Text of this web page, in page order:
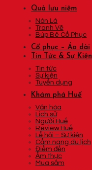
Quà lưu niệm
Nón Lá
Tranh Vẽ
Búp Bê Cổ Phục
Cổ phục – Áo dài
Tin Tức & Sự Kiện
Tin tức
Sự kiện
Tuyển dụng
Khám phá Huế
Văn hóa
Lịch sử
Người Huế
Review Huế
Lễ hội – Sự kiện
Cẩm nang du lịch
Điểm đến
Ẩm thực
Mua sắm